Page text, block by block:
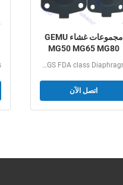
مجموعات غشاء GEMU
MG50 MG65 MG80
MG100 EPDM SGS FDA
صمام GEMU
GEMU MG50 MG65 MG80 MG100 EPDM SGS FDA class Diaphragm...
اتصل الآن